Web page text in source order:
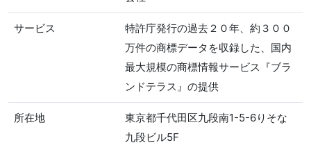
サービス
特許庁発行の過去２０年、約３００
万件の商標データを収録した、国内
最大規模の商標情報サービス『ブラ
ンドテラス』の提供
所在地
東京都千代田区九段南1-5-6りそな
九段ビル5F